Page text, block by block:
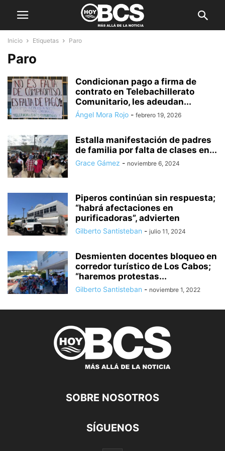
Inicio Etiquetas Paro
Paro
Condicionan pago a firma de
contrato en Telebachillerato
Comunitario, les adeudan...
Ángel Mora Rojo - febrero 19, 2026
Estalla manifestación de padres
de familia por falta de clases en...
Grace Gámez - noviembre 6, 2024
Piperos continúan sin respuesta;
“habrá afectaciones en
purificadoras”, advierten
Gilberto Santisteban - julio 11, 2024
Desmienten docentes bloqueo en
corredor turístico de Los Cabos;
“haremos protestas...
Gilberto Santisteban - noviembre 1, 2022
SOBRE NOSOTROS
SÍGUENOS